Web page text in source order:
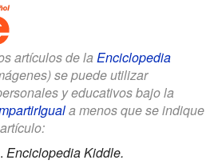
artículos de la Enciclopedia
se puede utilizar
y educativos bajo la
a menos que se indique
. Enciclopedia Kiddle.